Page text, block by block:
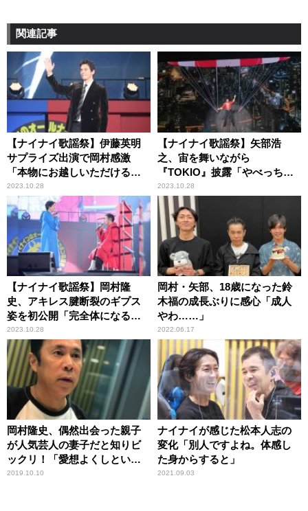
関連記事
【ナイナイ歌謡祭】伊藤英明
サプライズ出演で岡村感激
「本物にお越しいただけるな
んて」
2023.10.28
【ナイナイ歌謡祭】矢部浩
之、宙を舞いながら
『TOKIO』披露「やべっち、
星になりました！」
2023.10.28
【ナイナイ歌謡祭】岡村隆
史、アキレス腱断裂のギプス
姿を初公開「完全体になるの
はクリスマスイヴ」
2023.10.28
岡村・矢部、18歳になった鈴
木福の成長ぶりに感心「成人
やわ……」
2022.06.17
岡村隆史、偶然出会った親子
が人気芸人の妻子だと知りビ
ックリ！「愛想よくしといて
良かった」
2019.10.10
ナイナイが感じた松本人志の
変化「別人ですよね。体感し
た身からすると」
2021.09.03